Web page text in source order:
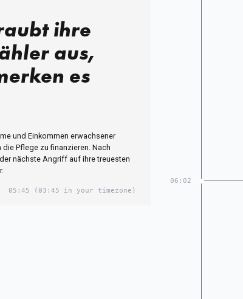
ihre
aus,
es
und Einkommen erwachsener
Pflege zu finanzieren. Nach
nächste Angriff auf ihre treuesten
05:45 (03:45 in your timezone)
06:02